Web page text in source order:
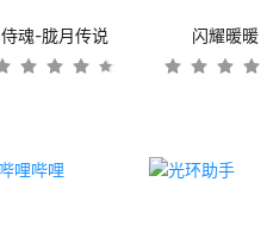
侍魂-胧月传说 闪耀暖暖